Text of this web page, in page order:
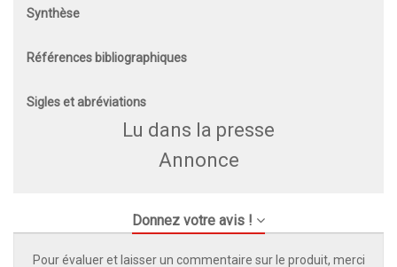
Synthèse
Références bibliographiques
Sigles et abréviations
Lu dans la presse
Annonce
Donnez votre avis !
Pour évaluer et laisser un commentaire sur le produit, merci